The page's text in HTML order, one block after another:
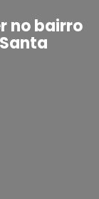
no bairro